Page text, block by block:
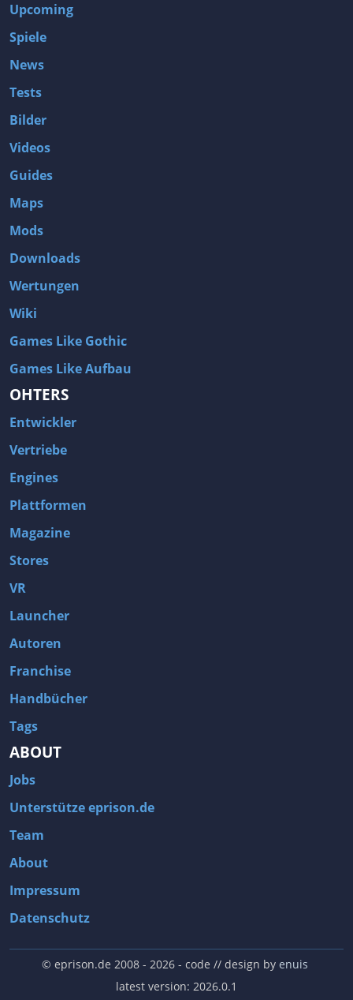
Upcoming
Spiele
News
Tests
Bilder
Videos
Guides
Maps
Mods
Downloads
Wertungen
Wiki
Games Like Gothic
Games Like Aufbau
OHTERS
Entwickler
Vertriebe
Engines
Plattformen
Magazine
Stores
VR
Launcher
Autoren
Franchise
Handbücher
Tags
ABOUT
Jobs
Unterstütze eprison.de
Team
About
Impressum
Datenschutz
© eprison.de 2008 - 2026- code // design by enuis
latest version: 2026.0.1